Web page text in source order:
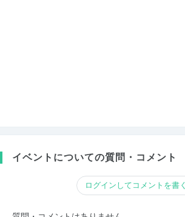
イベントについての質問・コメント
ログインしてコメントを書く